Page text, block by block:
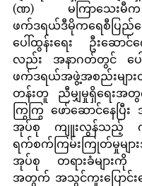
(ဏ)     မကြာသေး
ဖက်ဒရယ်ဒီမိုကရေစီပြည်
ပေါ်ထွန်းရေး ဦးဆေ
လည်း အနာဂတ်တွင် ပေ
ဖက်ဒရယ်အဖွဲ့အစည်းမျာ
တန်းတူ ညီမျှမှုရှိရေး
ကြွကြွ ဖော်ဆောင်နေပြီ
အုပ်စု ကျူးလွန်သည့် ကျ
ရက်စက်ကြမ်းကြုတ်မှုမ
အုပ်စု တရားခံများကို ဖ
အတွက် အသွင်ကူးပြောင်းရ